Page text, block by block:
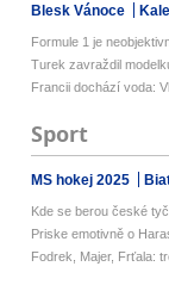
Blesk Vánoce
Formule 1 je
Turek zavraždil
Francii dochází voda:
Sport
MS hokej 2025
Kde se berou české
Priske emotivně o
Fodrek, Majer, Frťala: